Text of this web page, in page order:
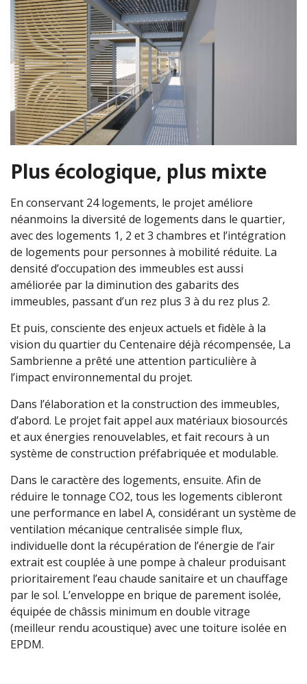
Plus écologique, plus mixte
En conservant 24 logements, le projet améliore
néanmoins la diversité de logements dans le quartier,
avec des logements 1, 2 et 3 chambres et l’intégration
de logements pour personnes à mobilité réduite. La
densité d’occupation des immeubles est aussi
améliorée par la diminution des gabarits des
immeubles, passant d’un rez plus 3 à du rez plus 2.
Et puis, consciente des enjeux actuels et fidèle à la
vision du quartier du Centenaire déjà récompensée, La
Sambrienne a prêté une attention particulière à
l’impact environnemental du projet.
Dans l’élaboration et la construction des immeubles,
d’abord. Le projet fait appel aux matériaux biosourcés
et aux énergies renouvelables, et fait recours à un
système de construction préfabriquée et modulable.
Dans le caractère des logements, ensuite. Afin de
réduire le tonnage CO2, tous les logements cibleront
une performance en label A, considérant un système de
ventilation mécanique centralisée simple flux,
individuelle dont la récupération de l’énergie de l’air
extrait est couplée à une pompe à chaleur produisant
prioritairement l’eau chaude sanitaire et un chauffage
par le sol. L’enveloppe en brique de parement isolée,
équipée de châssis minimum en double vitrage
(meilleur rendu acoustique) avec une toiture isolée en
EPDM.